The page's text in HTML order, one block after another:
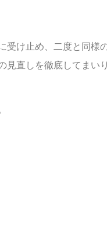
受け止め、二度と同様
直しを徹底してまいり